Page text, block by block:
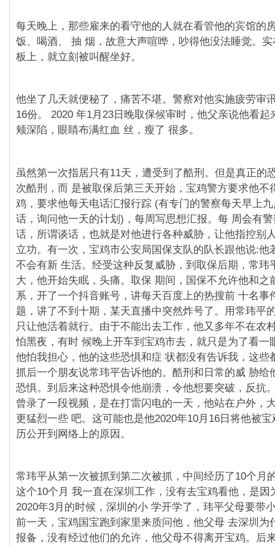
每天晚上，那些雇来的看守他的人就在看管他的宾馆的
饭、喝酒、 抽 烟，故意大声喧哗，吵得他没法睡觉。
板上，就立刻被叫醒坐好。
他坐了几天就便秘了，痛苦不堪。警察对他实施疲劳审
16份。 2020 年1月23日晚取保候审时，他父亲说他看起
颊深陷，眼睛布满红血 丝，瘦了 很多。
虽然第一次指居只有11天，遭受到了酷刑。但是真正的
次酷刑，而 是被取保后第三天开始，宝鸡警方要求他不
鸡，要求他每天电话汇报行踪 (有专⻔的警察每天早上
话，询问他一天的计划)，每周写思想汇报。每 周会有
话，所谓谈话，也就是对他进行各种威胁，让他指控别
立功。有一次，宝鸡市公安局国保支队的队⻓跟他说:他
不会有新 生活。经受这种反复威胁，到取保后期，常玮
大，他开始失眠，头痛。取保 期间，国保不允许他和之
系，开了一个抖音账号，讲每天百度上的热搜前 十名事
题，讲了不到十期，某天直播中突然炸号了。用常玮平
只让他活着就行。由于不能出去工作，他又多年不在农
怕黑夜，有时 候晚上开⻋到宝鸡市去，就只是为了看一
他怕我担心，他的这些恐惧和症 状都没有告诉我，这些
抓后一个朋友说常玮平告诉他的。酷刑和日常的威 胁给
恐惧。到后来这种恐惧令他崩溃，令他想要突破，反抗
曾录了一段视频，是在打雷闪电的一天，他站在户外，
更猛烈一些 吧。这可能也是他2020年10月16日将他被
历公开到网络上的原因。
常玮平从第一次被抓到第二次被抓，中间经历了10个月
这个10个月 我一直在深圳工作，没有去宝鸡看他，是因
2020年3月的时候，深圳的小 学开学了，玮平父母要带
前一天，宝鸡国宝跑到家里来质问他，他父母 去深圳为
报备，没有经过他们的允许，他父母不得离开宝鸡。后